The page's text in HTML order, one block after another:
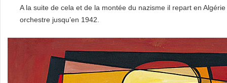
A la suite de cela et de la montée du nazisme il repart en
orchestre jusqu’en 1942.